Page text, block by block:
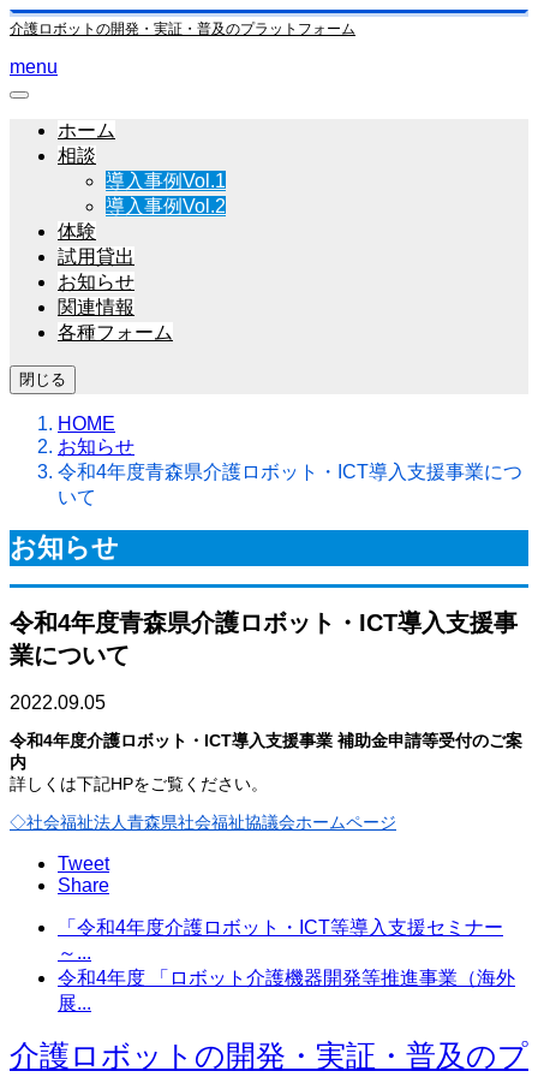
介護ロボットの開発・実証・普及のプラットフォーム
menu
ホーム
相談
導入事例Vol.1
導入事例Vol.2
体験
試用貸出
お知らせ
関連情報
各種フォーム
閉じる
HOME
お知らせ
令和4年度青森県介護ロボット・ICT導入支援事業につ
いて
お知らせ
令和4年度青森県介護ロボット・ICT導入支援事
業について
2022.09.05
令和4年度介護ロボット・ICT導入支援事業 補助金申請等受付のご案
内
詳しくは下記HPをご覧ください。
◇社会福祉法人青森県社会福祉協議会ホームページ
Tweet
Share
「令和4年度介護ロボット・ICT等導入支援セミナー
～...
令和4年度 「ロボット介護機器開発等推進事業（海外
展...
介護ロボットの開発・実証・普及のプ